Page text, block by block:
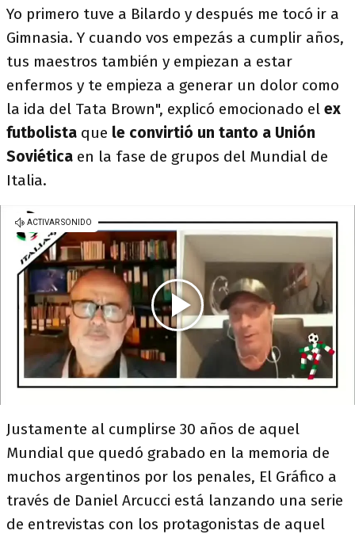
Yo primero tuve a Bilardo y después me tocó ir a
Gimnasia. Y cuando vos empezás a cumplir años,
tus maestros también y empiezan a estar
enfermos y te empieza a generar un dolor como
la ida del Tata Brown", explicó emocionado el ex
futbolista que le convirtió un tanto a Unión
Soviética en la fase de grupos del Mundial de
Italia.
Justamente al cumplirse 30 años de aquel
Mundial que quedó grabado en la memoria de
muchos argentinos por los penales, El Gráfico a
través de Daniel Arcucci está lanzando una serie
de entrevistas con los protagonistas de aquel